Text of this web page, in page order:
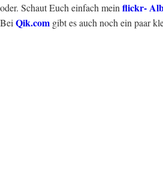
oder. Schaut Euch einfach mein flickr-
Bei Qik.com gibt es auch noch ein paar